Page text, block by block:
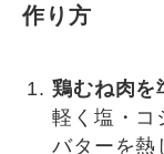
作り方
鶏むね肉を
軽く塩・コ
バターを熱